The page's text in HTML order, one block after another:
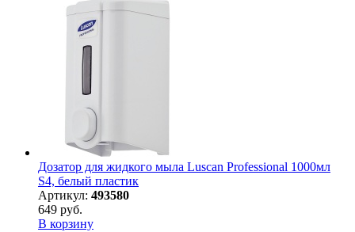
Дозатор для жидкого мыла Luscan Professional 1000мл
S4, белый пластик
Артикул: 493580
649 руб.
В корзину